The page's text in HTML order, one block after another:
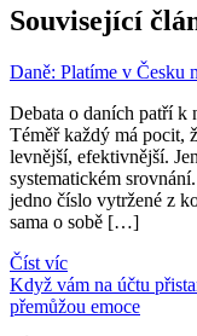
Související
Daně: Platíme v Česku
Debata o daních patří k
Téměř každý má pocit,
levnější, efektivnější.
systematickém
jedno číslo vytržené z
sama o sobě […]
Číst víc
Když vám na účtu
přemůžou emoce